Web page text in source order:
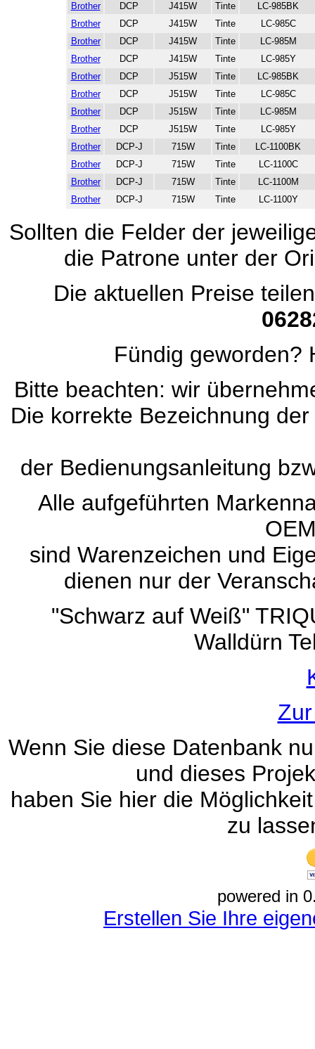
Brother
DCP J415W Tinte
LC-985BK
Brother
DCP J415W Tinte
LC-985C
Brother
DCP J415W Tinte
LC-985M
Brother
DCP J415W Tinte
LC-985Y
Brother
DCP J515W Tinte
LC-985BK
Brother
DCP J515W Tinte
LC-985C
Brother
DCP J515W Tinte
LC-985M
Brother
DCP J515W Tinte
LC-985Y
Brother
DCP-J 715W Tinte
LC-1100BK
Brother
DCP-J 715W Tinte
LC-1100C
Brother
DCP-J 715W Tinte
LC-1100M
Brother
DCP-J 715W Tinte LC-1100Y
Sollten die Felder der
die Patrone unter der
Die aktuellen Preise
Fündig geworden?
Bitte beachten: wir
Die korrekte Bezeichnung
der Bedienungsanleitung
Alle aufgeführten
sind Warenzeichen und
dienen nur der
"Schwarz auf Weiß"
Walldürn
Wenn Sie diese Datenbank
und dieses
haben Sie hier die
zu
powered in
Erstellen Sie Ihre